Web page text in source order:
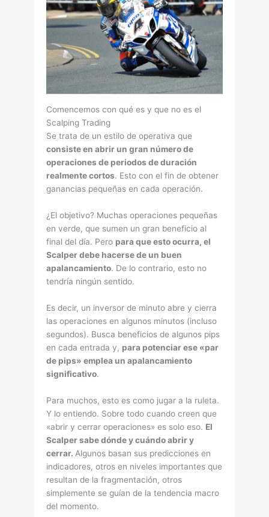
Comencemos con qué es y que no es el
Scalping Trading
Se trata de un estilo de operativa que
consiste en abrir un gran número de
operaciones de periodos de duración
realmente cortos. Esto con el fin de obtener
ganancias pequeñas en cada operación.
¿El objetivo? Muchas operaciones pequeñas
en verde, que sumen un gran beneficio al
final del dí­a. Pero para que esto ocurra, el
Scalper debe hacerse de un buen
apalancamiento. De lo contrario, esto no
tendría ningún sentido.
Es decir, un inversor de minuto abre y cierra
las operaciones en algunos minutos (incluso
segundos). Busca beneficios de algunos pips
en cada entrada y, para potenciar ese «par
de pips» emplea un apalancamiento
significativo.
Para muchos, esto es como jugar a la ruleta.
Y lo entiendo. Sobre todo cuando creen que
«abrir y cerrar operaciones» es solo eso. El
Scalper sabe dónde y cuándo abrir y
cerrar. Algunos basan sus predicciones en
indicadores, otros en niveles importantes que
resultan de la fragmentación, otros
simplemente se guían de la tendencia macro
del momento.